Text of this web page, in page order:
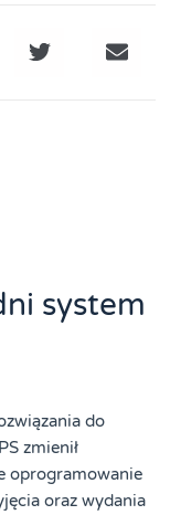
system
do
zmienił
oprogramowanie
oraz wydania